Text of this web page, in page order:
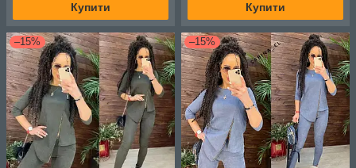
Купити Купити
–15% –15%